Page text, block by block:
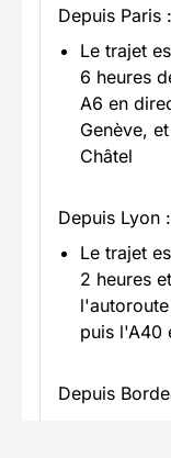
Depuis Paris :
Le trajet
6 heures
A6 en
Genève,
Châtel
Depuis Lyon :
Le trajet
2 heures
puis l'A40
Depuis